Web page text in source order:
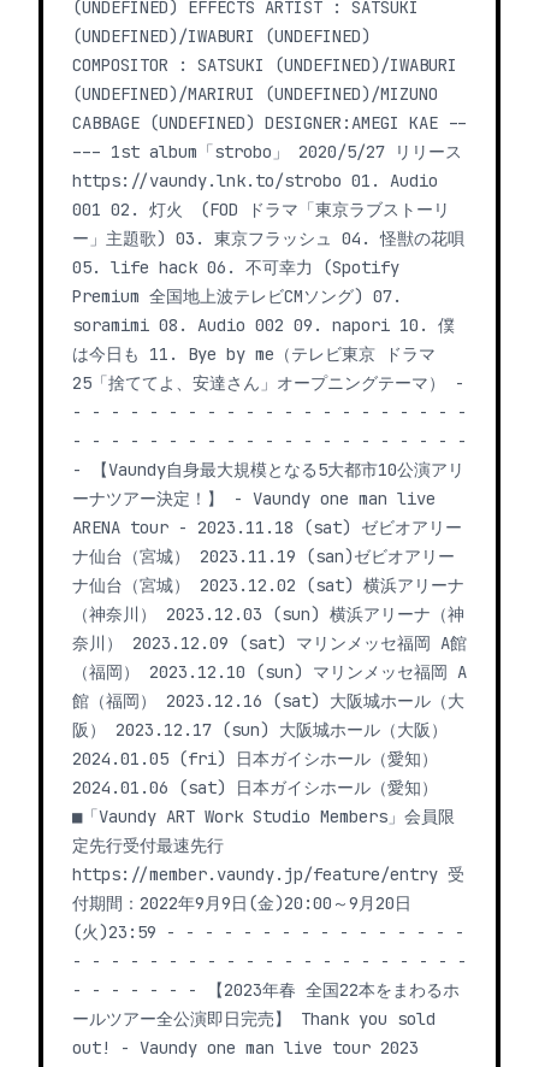
(UNDEFINED) EFFECTS ARTIST : SATSUKI
(UNDEFINED)/IWABURI (UNDEFINED)
COMPOSITOR : SATSUKI (UNDEFINED)/IWABURI
(UNDEFINED)/MARIRUI (UNDEFINED)/MIZUNO
CABBAGE (UNDEFINED) DESIGNER:AMEGI KAE --
--- 1st album「strobo」 2020/5/27 リリース
https://vaundy.lnk.to/strobo 01. Audio
001 02. 灯火 (FOD ドラマ「東京ラブストーリ
ー」主題歌) 03. 東京フラッシュ 04. 怪獣の花唄
05. life hack 06. 不可幸力 (Spotify
Premium 全国地上波テレビCMソング) 07.
soramimi 08. Audio 002 09. napori 10. 僕
は今日も 11. Bye by me（テレビ東京 ドラマ
25「捨ててよ、安達さん」オープニングテーマ） -
- - - - - - - - - - - - - - - - - - - - -
- - - - - - - - - - - - - - - - - - - - -
- 【Vaundy自身最大規模となる5大都市10公演アリ
ーナツアー決定！】 - Vaundy one man live
ARENA tour - 2023.11.18 (sat) ゼビオアリー
ナ仙台（宮城） 2023.11.19 (san)ゼビオアリー
ナ仙台（宮城） 2023.12.02 (sat) 横浜アリーナ
（神奈川） 2023.12.03 (sun) 横浜アリーナ（神
奈川） 2023.12.09 (sat) マリンメッセ福岡 A館
（福岡） 2023.12.10 (sun) マリンメッセ福岡 A
館（福岡） 2023.12.16 (sat) 大阪城ホール（大
阪） 2023.12.17 (sun) 大阪城ホール（大阪）
2024.01.05 (fri) 日本ガイシホール（愛知）
2024.01.06 (sat) 日本ガイシホール（愛知）
■「Vaundy ART Work Studio Members」会員限
定先行受付最速先行
https://member.vaundy.jp/feature/entry 受
付期間：2022年9月9日(金)20:00～9月20日
(火)23:59 - - - - - - - - - - - - - - - -
- - - - - - - - - - - - - - - - - - - - -
- - - - - - - 【2023年春 全国22本をまわるホ
ールツアー全公演即日完売】 Thank you sold
out! - Vaundy one man live tour 2023